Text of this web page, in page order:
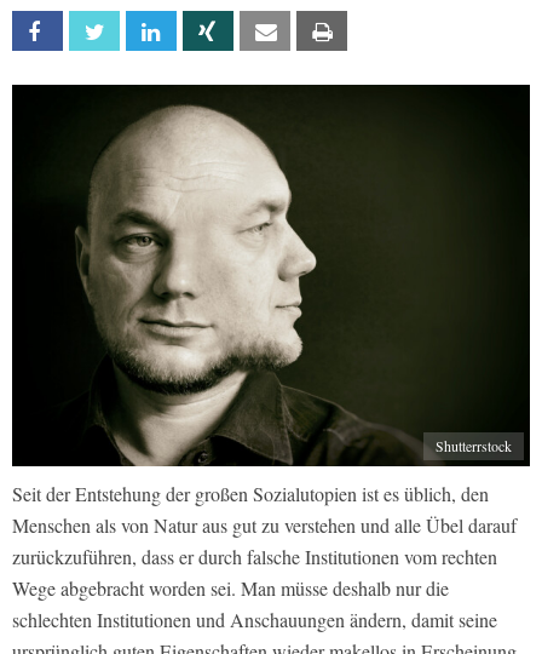
Facebook Twitter Linkedin Xing Email
Shutterrstock
Seit der Entstehung der großen Sozialutopien ist es üblich, den
Menschen als von Natur aus gut zu verstehen und alle Übel darauf
zurückzuführen, dass er durch falsche Institutionen vom rechten
Wege abgebracht worden sei. Man müsse deshalb nur die
schlechten Institutionen und Anschauungen ändern, damit seine